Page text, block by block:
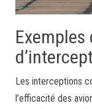
Exemples
Les interceptions
l’efficacité des